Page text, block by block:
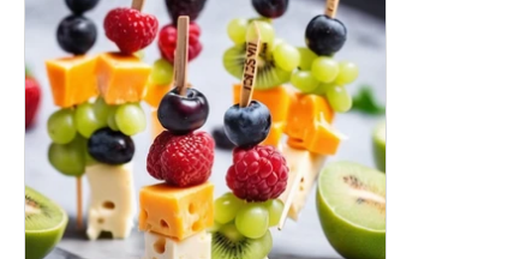
Dairy Product cake recipe सिरका रेसिपीज
अचार - चटनी Cleaning Hacks
भारतीय नाश्ते (Indian Snacks) आम का अचार